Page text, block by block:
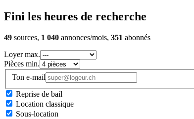
Fini les heures de recherche
49 sources, 1 040 annonces/mois, 351 abonnés
Loyer max.
Pièces min.
Ton e-mail
Reprise de bail
Location classique
Sous-location